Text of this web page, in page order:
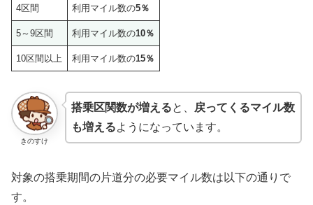
4区間 利用マイル数の5％
5～9区間 利用マイル数の10％
10区間以上 利用マイル数の15％
きのすけ
搭乗区関数が増えると、 戻ってくるマイル数
も増えるようになっています。
対象の搭乗期間の片道分の必要マイル数は以下の通りで
す。